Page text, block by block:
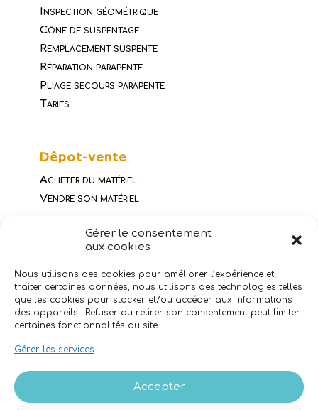
Gérer le consentement
aux cookies
Nous utilisons des cookies pour améliorer l’expérience et
traiter certaines données, nous utilisons des technologies telles
que les cookies pour stocker et/ou accéder aux informations
des appareils.. Refuser ou retirer son consentement peut limiter
certaines fonctionnalités du site
Gérer les services
Accepter
Inspection géométrique
Cône de suspentage
Remplacement suspente
Réparation parapente
Pliage secours parapente
Tarifs
Dêpot-vente
Acheter du matériel
Vendre son matériel
Horaires
LUNDI 9h00-18h00
MARDI 9h00-18h00
MERCREDI 9h00-18h00
JEUDI 9h00-18h00
VENDREDI 9h00-18h00
Appelez avant de venir,